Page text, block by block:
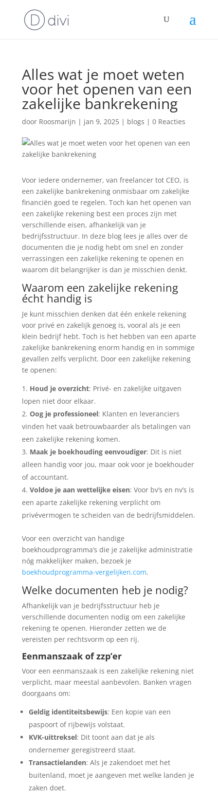
Alles wat je moet weten
voor het openen van een
zakelijke bankrekening
door Roosmarijn | jan 9, 2025| blogs | 0 Reacties
Voor iedere ondernemer, van freelancer tot CEO, is
een zakelijke bankrekening onmisbaar om zakelijke
financiën goed te regelen. Toch kan het openen van
een zakelijke rekening best een proces zijn met
verschillende eisen, afhankelijk van je
bedrijfsstructuur. In deze blog lees je alles over de
documenten die je nodig hebt om snel en zonder
verrassingen een zakelijke rekening te openen en
waarom dit belangrijker is dan je misschien denkt.
Waarom een zakelijke rekening
écht handig is
Je kunt misschien denken dat één enkele rekening
voor privé en zakelijk genoeg is, vooral als je een
klein bedrijf hebt. Toch is het hebben van een aparte
zakelijke bankrekening enorm handig en in sommige
gevallen zelfs verplicht. Door een zakelijke rekening
te openen:
Houd je overzicht: Privé- en zakelijke uitgaven
lopen niet door elkaar.
Oog je professioneel: Klanten en leveranciers
vinden het vaak betrouwbaarder als betalingen van
een zakelijke rekening komen.
Maak je boekhouding eenvoudiger: Dit is niet
alleen handig voor jou, maar ook voor je boekhouder
of accountant.
Voldoe je aan wettelijke eisen: Voor bv’s en nv’s is
een aparte zakelijke rekening verplicht om
privévermogen te scheiden van de bedrijfsmiddelen.
Voor een overzicht van handige
boekhoudprogramma’s die je zakelijke administratie
nóg makkelijker maken, bezoek je
boekhoudprogramma-vergelijken.com.
Welke documenten heb je nodig?
Afhankelijk van je bedrijfsstructuur heb je
verschillende documenten nodig om een zakelijke
rekening te openen. Hieronder zetten we de
vereisten per rechtsvorm op een rij.
Eenmanszaak of zzp’er
Voor een eenmanszaak is een zakelijke rekening niet
verplicht, maar meestal aanbevolen. Banken vragen
doorgaans om:
Geldig identiteitsbewijs: Een kopie van een
paspoort of rijbewijs volstaat.
KVK-uittreksel: Dit toont aan dat je als
ondernemer geregistreerd staat.
Transactielanden: Als je zakendoet met het
buitenland, moet je aangeven met welke landen je
zaken doet.